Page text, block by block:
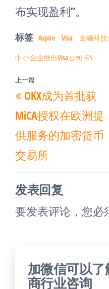
布实现盈利”。
标签 Aspire Visa 金融科技
中小企业推出Visa公司卡\
文
章
导
航
上
一
篇
文
章
上一篇
OKX成为首批获
MiCA授权在欧洲提
供服务的加密货币
交易所
发表回复
要发表评论，您必
加微信可以
商行业咨询